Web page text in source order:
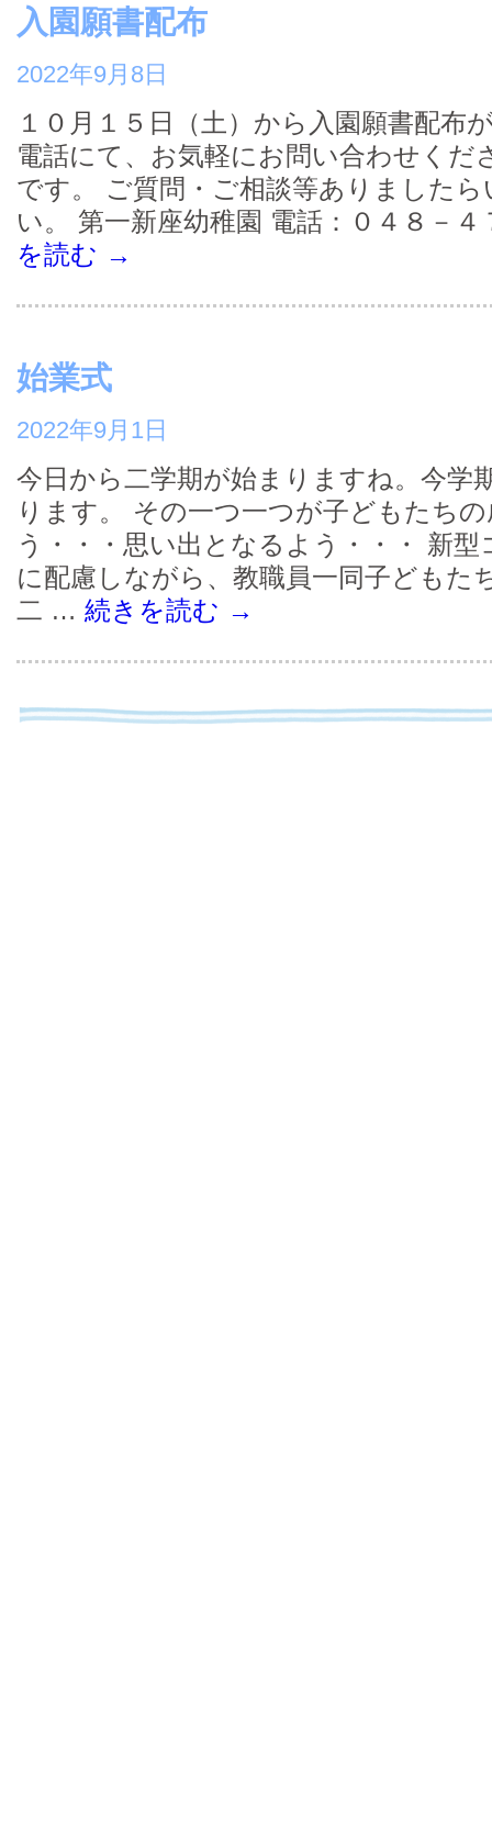
入園願書配布
2022年9月8日
１０月１５日（土）から入園願書配布
電話にて、お気軽にお問い合わせくだ
です。 ご質問・ご相談等ありました
い。 第一新座幼稚園 電話：０４８－
を読む →
始業式
2022年9月1日
今日から二学期が始まりますね。今学
ります。 その一つ一つが子どもたち
う・・・思い出となるよう・・・ 新
に配慮しながら、教職員一同子どもた
二 … 続きを読む →